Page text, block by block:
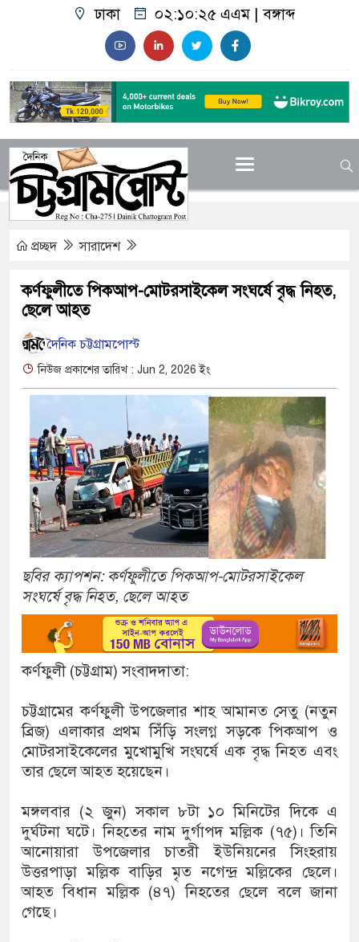
ঢাকা ০২:১০:২৬ এএম |বঙ্গাব্দ
প্রচ্ছদ সারাদেশ
কর্ণফুলীতে পিকআপ-মোটরসাইকেল সংঘর্ষে বৃদ্ধ নিহত,
ছেলে আহত
দৈনিক চট্টগ্রামপোস্ট
নিউজ প্রকাশের তারিখ : Jun 2, 2026 ইং
ছবির ক্যাপশন: কর্ণফুলীতে পিকআপ-মোটরসাইকেল
সংঘর্ষে বৃদ্ধ নিহত, ছেলে আহত
কর্ণফুলী (চট্টগ্রাম) সংবাদদাতা:
চট্টগ্রামের কর্ণফুলী উপজেলার শাহ আমানত সেতু (নতুন
ব্রিজ) এলাকার প্রথম সিঁড়ি সংলগ্ন সড়কে পিকআপ ও
মোটরসাইকেলের মুখোমুখি সংঘর্ষে এক বৃদ্ধ নিহত এবং
তার ছেলে আহত হয়েছেন।
মঙ্গলবার (২ জুন) সকাল ৮টা ১০ মিনিটের দিকে এ
দুর্ঘটনা ঘটে। নিহতের নাম দুর্গাপদ মল্লিক (৭৫)। তিনি
আনোয়ারা উপজেলার চাতরী ইউনিয়নের সিংহরায়
উত্তরপাড়া মল্লিক বাড়ির মৃত নগেন্দ্র মল্লিকের ছেলে।
আহত বিধান মল্লিক (৪৭) নিহতের ছেলে বলে জানা
গেছে।